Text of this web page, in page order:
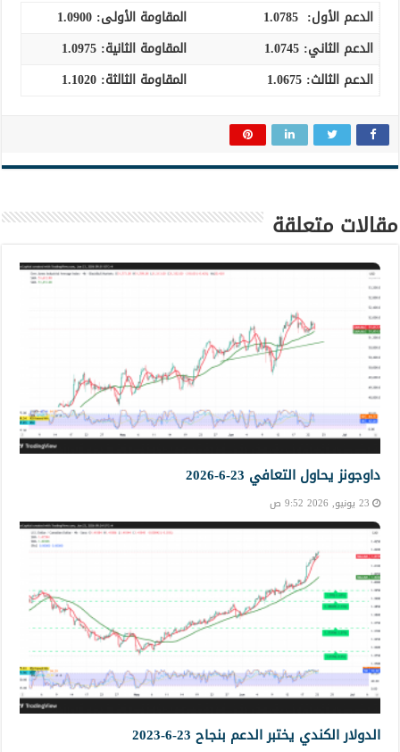
الدعم الأول: 1.0785 المقاومة الأولى: 1.0900
الدعم الثاني: 1.0745 المقاومة الثانية: 1.0975
الدعم الثالث: المقاومة الثالثة: 1.1020
مقالات متعلقة
داوجونز يحاول التعافي 23-6-2026
23 يونيو, 2026 9:52 ص
الدولار الكندي يختبر الدعم بنجاح 23-6-2023